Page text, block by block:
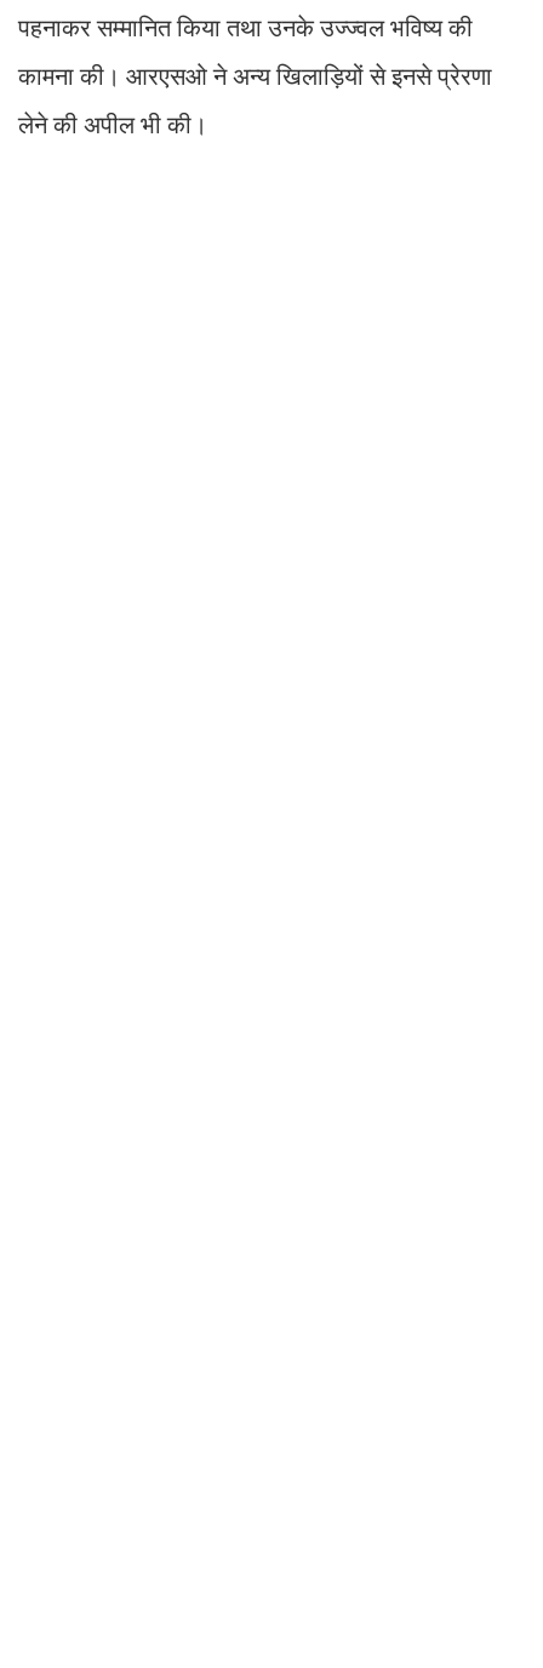
पहनाकर सम्मानित किया तथा उनके उज्ज्वल भविष्य की
कामना की। आरएसओ ने अन्य खिलाड़ियों से इनसे प्रेरणा
लेने की अपील भी की।